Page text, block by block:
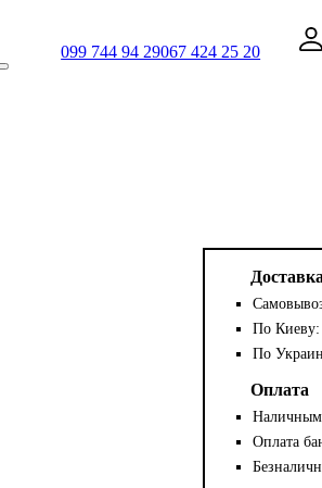
Доставка
По Киеву:
По
Оплата
Оплата
099 744 94 29067 424 25 20